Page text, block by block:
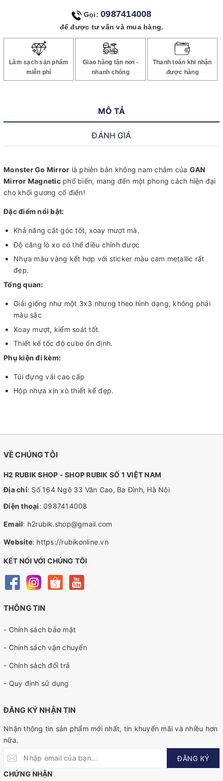
Gọi: 0987414008
để được tư vấn và mua hàng.
Làm sạch sản phẩm
miễn phí
Giao hàng tận nơi -
nhanh chóng
Thanh toán khi nhận
được hàng
MÔ TẢ
ĐÁNH GIÁ
Monster Go Mirror là phiên bản không nam châm của GAN
Mirror Magneticphổ biến, mang đến một phong cách hiện đại
cho khối gương cổ điển!
Đặc điểm nổi bật:
Khả năng cắt góc tốt, xoay mượt mà.
Độ căng lò xo có thể điều chỉnh được
Nhựa màu vàng kết hợp với sticker màu cam metallic rất
đẹp.
Tổng quan:
Giải giống như một 3x3 nhưng theo hình dạng, không phải
màu sắc
Xoay mượt, kiểm soát tốt.
Thiết kế tốc độ cube ổn định.
Phụ kiện đi kèm:
Túi đựng vải cao cấp
Hộp nhựa xịn xò thiết kế đẹp.
VỀ CHÚNG TÔI
H2 RUBIK SHOP - SHOP RUBIK SỐ 1 VIỆT NAM
Địa chỉ: Số 164 Ngõ 33 Văn Cao, Ba Đình, Hà Nội
Điện thoại: 0987414008
Email: h2rubik.shop@gmail.com
Website: https://rubikonline.vn
KẾT NỐI VỚI CHÚNG TÔI
THÔNG TIN
- Chính sách bảo mật
- Chính sách vận chuyển
- Chính sách đổi trả
- Quy định sử dụng
ĐĂNG KÝ NHẬN TIN
Nhận thông tin sản phẩm mới nhất, tin khuyến mãi và nhiều hơn
nữa.
ĐĂNG KÝ
CHỨNG NHẬN